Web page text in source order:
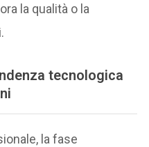
la qualità o la
tecnologica
la fase